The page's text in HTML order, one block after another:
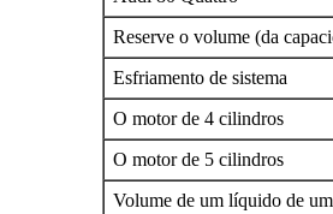
Reserve o volume (da
Esfriamento de sistema
O motor de 4 cilindros
O motor de 5 cilindros
Volume de um líquido de